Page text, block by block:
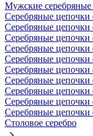
Мужские серебряные
Серебряные цепочки
Серебряные цепочки
Серебряные цепочки
Серебряные
Серебряные
Серебряные цепочки
Серебряные
Серебряные
Серебряные цепочки
Серебряные цепочки
Столовое серебро